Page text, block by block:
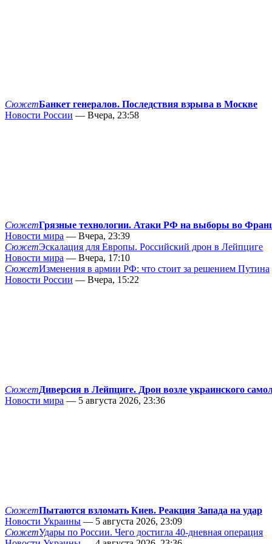
СюжетБанкет генералов. Последствия взрыва в Москве
Новости России — Вчера, 23:58
СюжетГрязные технологии. Атаки РФ на выборы во
Новости мира — Вчера, 23:39
СюжетЭскалация для Европы. Российский дрон в Лейпциге
Новости мира — Вчера, 17:10
СюжетИзменения в армии РФ: что стоит за решением Путина
Новости России — Вчера, 15:22
СюжетДиверсия в Лейпциге. Дрон возле украинского
Новости мира — 5 августа 2026, 23:36
СюжетПытаются взломать Киев. Реакция Запада на удар
Новости Украины — 5 августа 2026, 23:09
СюжетУдары по России. Чего достигла 40-дневная операция